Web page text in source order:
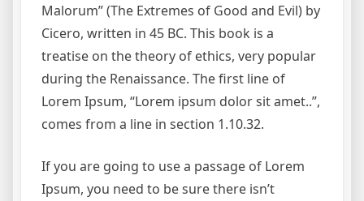
Malorum” (The Extremes of Good and Evil) by
Cicero, written in 45 BC. This book is a
treatise on the theory of ethics, very popular
during the Renaissance. The first line of
Lorem Ipsum, “Lorem ipsum dolor sit amet..”,
comes from a line in section 1.10.32.
If you are going to use a passage of Lorem
Ipsum, you need to be sure there isn’t